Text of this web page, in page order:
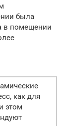
была
в помещении
как для
этом